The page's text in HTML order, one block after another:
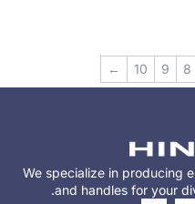
8
9
10
←
We specialize in producing
and handles for your